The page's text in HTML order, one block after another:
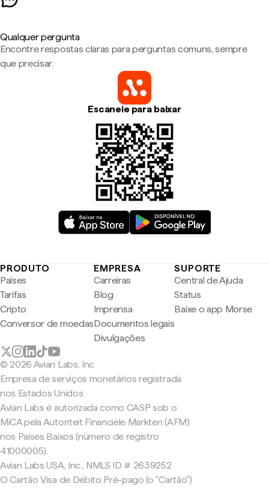
Qualquer pergunta
Encontre respostas claras para perguntas comuns, sempre
que precisar.
Escaneie para baixar
PRODUTO
Países
Tarifas
Cripto
Conversor de moedas
EMPRESA
Carreiras
Blog
Imprensa
Documentos legais
Divulgações
SUPORTE
Central de Ajuda
Status
Baixe o app Morse
© 2026 Avian Labs, Inc
Empresa de serviços monetários registrada
nos Estados Unidos
Avian Labs é autorizada como CASP sob o
MiCA pela Autoriteit Financiële Markten (AFM)
nos Países Baixos (número de registro
41000005).
Avian Labs USA, Inc., NMLS ID # 2639252
O Cartão Visa de Débito Pré-pago (o "Cartão")